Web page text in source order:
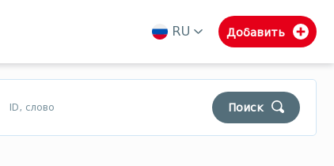
RU
en
Добавить
$
Поиск